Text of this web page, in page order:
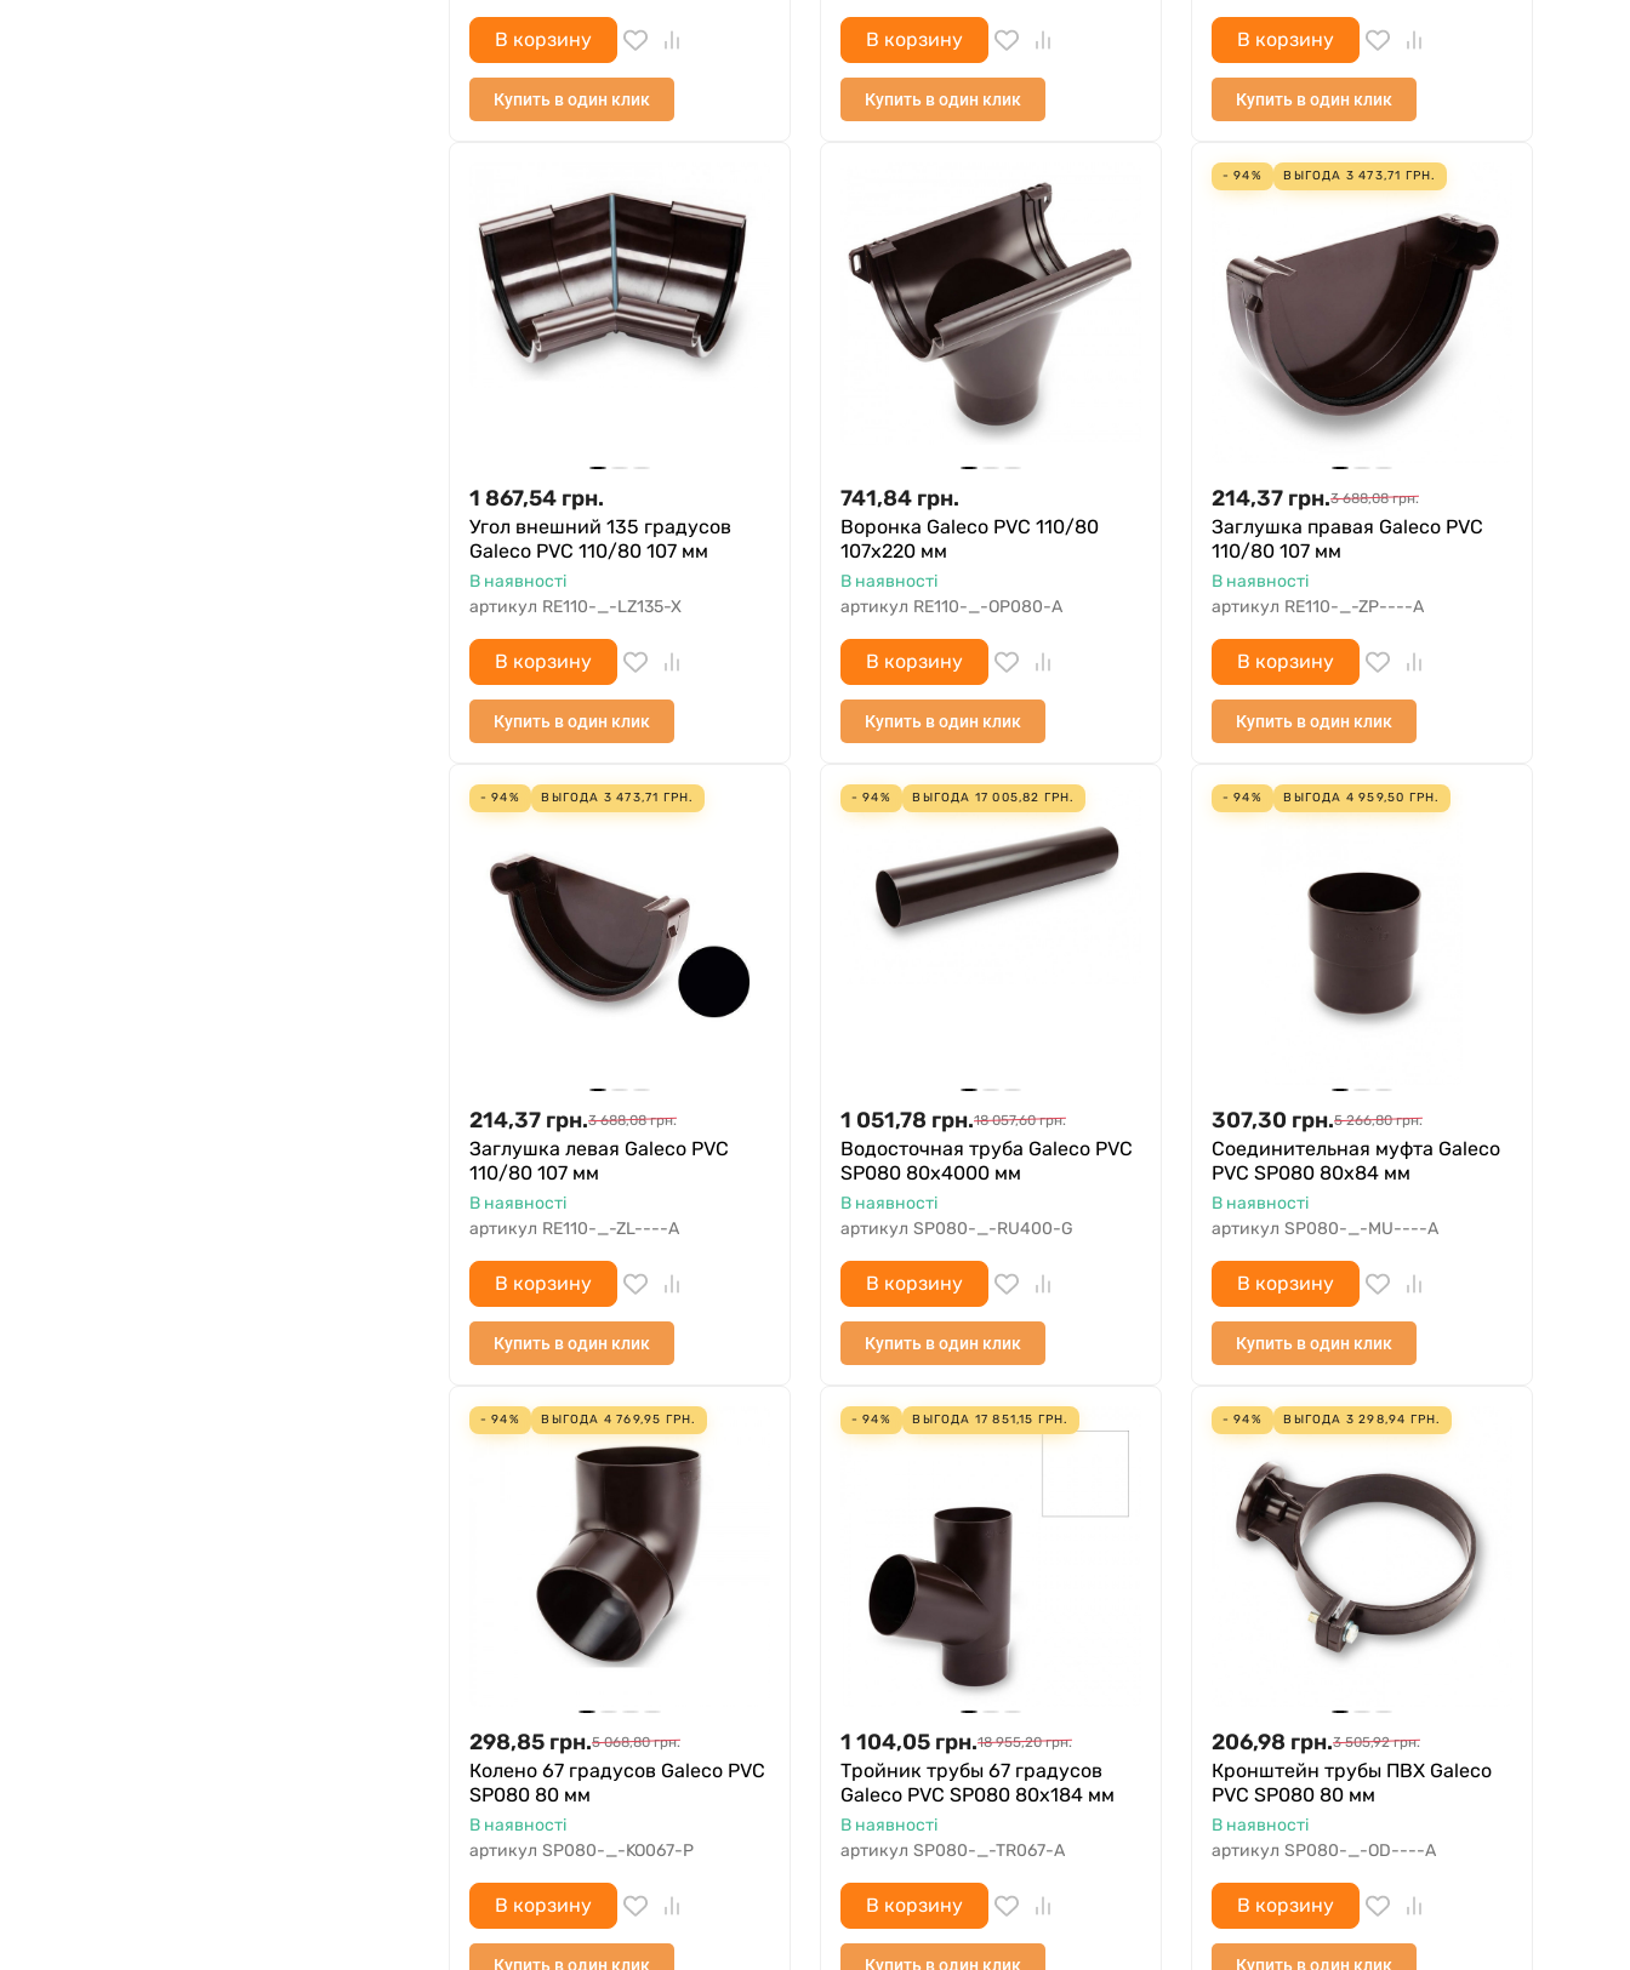
В корзину
Купить в один клик
В корзину
Купить в один клик
В корзину
Купить в один клик
1 867,54 грн.
Угол внешний 135 градусов
Galeco PVC 110/80 107 мм
В наявності
артикул RE110-_-LZ135-X
В корзину
Купить в один клик
741,84 грн.
Воронка Galeco PVC 110/80
107х220 мм
В наявності
артикул RE110-_-OP080-A
В корзину
Купить в один клик
- 94% ВЫГОДА 3 473,71 ГРН.
214,37 грн.3 688,08 грн.
Заглушка правая Galeco PVC
110/80 107 мм
В наявності
артикул RE110-_-ZP----A
В корзину
Купить в один клик
- 94% ВЫГОДА 3 473,71 ГРН.
214,37 грн.3 688,08 грн.
Заглушка левая Galeco PVC
110/80 107 мм
В наявності
артикул RE110-_-ZL----A
В корзину
Купить в один клик
- 94% ВЫГОДА 17 005,82 ГРН.
1 051,78 грн.18 057,60 грн.
Водосточная труба Galeco PVC
SP080 80х4000 мм
В наявності
артикул SP080-_-RU400-G
В корзину
Купить в один клик
- 94% ВЫГОДА 4 959,50 ГРН.
307,30 грн.5 266,80 грн.
Соединительная муфта Galeco
PVC SP080 80х84 мм
В наявності
артикул SP080-_-MU----A
В корзину
Купить в один клик
- 94% ВЫГОДА 4 769,95 ГРН.
298,85 грн.5 068,80 грн.
Колено 67 градусов Galeco PVC
SP080 80 мм
В наявності
артикул SP080-_-KO067-P
В корзину
Купить в один клик
- 94% ВЫГОДА 17 851,15 ГРН.
1 104,05 грн.18 955,20 грн.
Тройник трубы 67 градусов
Galeco PVC SP080 80х184 мм
В наявності
артикул SP080-_-TR067-A
В корзину
Купить в один клик
- 94% ВЫГОДА 3 298,94 ГРН.
206,98 грн.3 505,92 грн.
Кронштейн трубы ПВХ Galeco
PVC SP080 80 мм
В наявності
артикул SP080-_-OD----A
В корзину
Купить в один клик